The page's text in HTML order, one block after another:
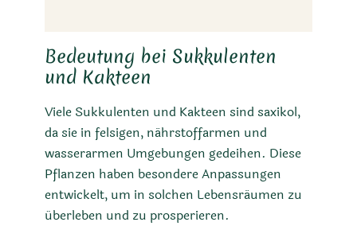
Bedeutung bei Sukkulenten
und Kakteen
Viele Sukkulenten und Kakteen sind saxikol,
da sie in felsigen, nährstoffarmen und
wasserarmen Umgebungen gedeihen. Diese
Pflanzen haben besondere Anpassungen
entwickelt, um in solchen Lebensräumen zu
überleben und zu prosperieren.